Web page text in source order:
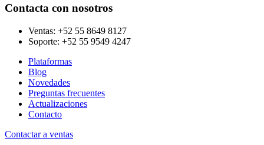
Contacta con nosotros
Ventas: +52 55 8649 8127
Soporte: +52 55 9549 4247
Plataformas
Blog
Novedades
Preguntas frecuentes
Actualizaciones
Contacto
Contactar a ventas